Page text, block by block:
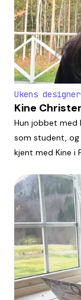
Ukens designer
Kine
Hun jobbet med
som student, og
kjent med Kine i